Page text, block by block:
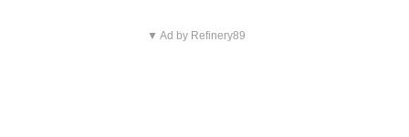
▼ Ad by Refinery89